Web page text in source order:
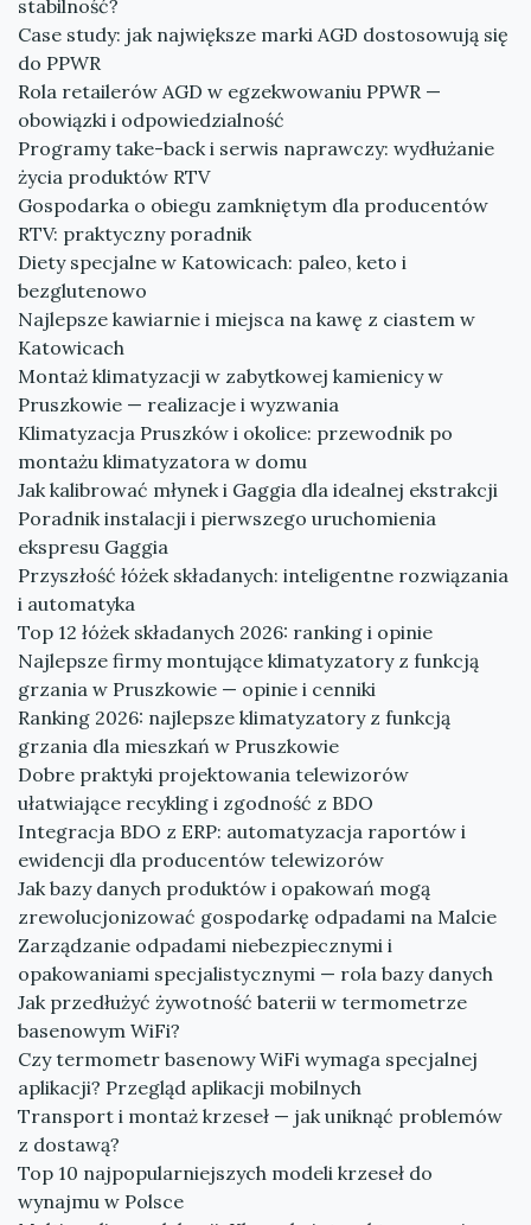
stabilność?
Case study: jak największe marki AGD dostosowują się
do PPWR
Rola retailerów AGD w egzekwowaniu PPWR —
obowiązki i odpowiedzialność
Programy take-back i serwis naprawczy: wydłużanie
życia produktów RTV
Gospodarka o obiegu zamkniętym dla producentów
RTV: praktyczny poradnik
Diety specjalne w Katowicach: paleo, keto i
bezglutenowo
Najlepsze kawiarnie i miejsca na kawę z ciastem w
Katowicach
Montaż klimatyzacji w zabytkowej kamienicy w
Pruszkowie — realizacje i wyzwania
Klimatyzacja Pruszków i okolice: przewodnik po
montażu klimatyzatora w domu
Jak kalibrować młynek i Gaggia dla idealnej ekstrakcji
Poradnik instalacji i pierwszego uruchomienia
ekspresu Gaggia
Przyszłość łóżek składanych: inteligentne rozwiązania
i automatyka
Top 12 łóżek składanych 2026: ranking i opinie
Najlepsze firmy montujące klimatyzatory z funkcją
grzania w Pruszkowie — opinie i cenniki
Ranking 2026: najlepsze klimatyzatory z funkcją
grzania dla mieszkań w Pruszkowie
Dobre praktyki projektowania telewizorów
ułatwiające recykling i zgodność z BDO
Integracja BDO z ERP: automatyzacja raportów i
ewidencji dla producentów telewizorów
Jak bazy danych produktów i opakowań mogą
zrewolucjonizować gospodarkę odpadami na Malcie
Zarządzanie odpadami niebezpiecznymi i
opakowaniami specjalistycznymi — rola bazy danych
Jak przedłużyć żywotność baterii w termometrze
basenowym WiFi?
Czy termometr basenowy WiFi wymaga specjalnej
aplikacji? Przegląd aplikacji mobilnych
Transport i montaż krzeseł — jak uniknąć problemów
z dostawą?
Top 10 najpopularniejszych modeli krzeseł do
wynajmu w Polsce